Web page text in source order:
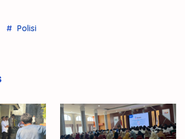
Polisi